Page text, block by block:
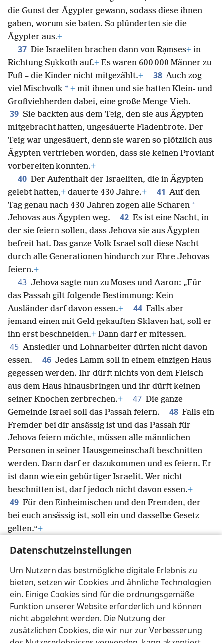
Datenschutzeinstellungen
Um Nutzern das bestmögliche digitale Erlebnis zu
bieten, setzen wir Cookies und ähnliche Technologien
ein. Einige Cookies sind für die ordnungsgemäße
Funktion unserer Website erforderlich und können
nicht abgelehnt werden. Die Nutzung der
zusätzlichen Cookies, die wir nur zur Verbesserung
die Gunst der Ägypter gewann, sodass diese ihnen
gaben, worum sie baten. So plünderten sie die
Ägypter aus.+
37 Die Israeliten brachen dann von Rạmses+ in
Richtung Sụkkoth auf.+ Es waren 600 000 Männer zu
Fuß – die Kinder nicht mitgezählt.+ 38 Auch zog
viel Mischvolk * + mit ihnen und sie hatten Klein- und
Großviehherden dabei, eine große Menge Vieh.
39 Sie backten aus dem Teig, den sie aus Ägypten
mitgebracht hatten, ungesäuerte Fladenbrote. Der
Teig war ungesäuert, denn sie waren so plötzlich aus
Ägypten vertrieben worden, dass sie keinen Proviant
vorbereiten konnten.+
40 Der Aufenthalt der Israeliten, die in Ägypten
gelebt hatten,+ dauerte 430 Jahre.+ 41 Auf den
Tag genau nach 430 Jahren zogen alle Scharen *
Jehovas aus Ägypten weg. 42 Es ist eine Nacht, in
der sie feiern sollen, dass Jehova sie aus Ägypten
befreit hat. Das ganze Volk Israel soll diese Nacht
durch alle Generationen hindurch zur Ehre Jehovas
feiern.+
43 Jehova sagte nun zu Moses und Aaron: „Für
das Passah gilt folgende Bestimmung: Kein
Ausländer darf davon essen.+ 44 Falls aber
jemand einen mit Geld gekauften Sklaven hat, soll er
ihn erst beschneiden.+ Dann darf er mitessen.
45 Ansiedler und Lohnarbeiter dürfen nicht davon
essen.
46 Jedes Lamm soll in einem einzigen Haus
gegessen werden. Ihr dürft nichts von dem Fleisch
aus dem Haus hinausbringen und ihr dürft keinen
seiner Knochen zerbrechen.+ 47 Die ganze
Gemeinde Israel soll das Passah feiern.
48 Falls ein
Fremder bei dir ansässig ist und das Passah für
Jehova feiern möchte, müssen alle männlichen
Personen in seiner Hausgemeinschaft beschnitten
werden. Dann darf er dazukommen und es feiern. Er
ist dann wie ein gebürtiger Israelit. Wer nicht
beschnitten ist, darf jedoch nicht davon essen.+
49 Für den Einheimischen und den Fremden, der
bei euch ansässig ist, soll ein und dasselbe Gesetz
gelten.“+
Jehova es Moses und Aaron aufgetragen hatte.
Genau so machten sie es. 51 An ebendiesem Tag
führte Jehova die Israeliten mit ihren Scharen * aus
Ägypten heraus.